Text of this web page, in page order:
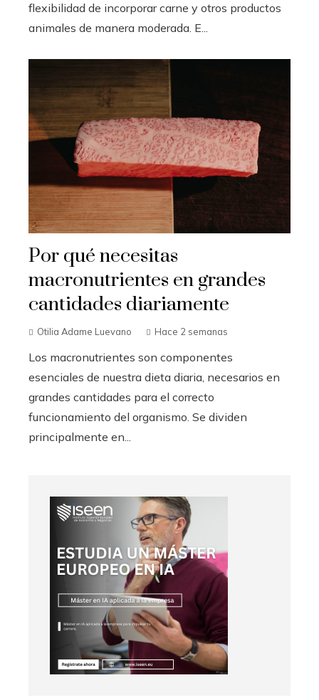
flexibilidad de incorporar carne y otros productos
animales de manera moderada. E...
Por qué necesitas
macronutrientes en grandes
cantidades diariamente
Otilia Adame Luevano Hace 2 semanas
Los macronutrientes son componentes
esenciales de nuestra dieta diaria, necesarios en
grandes cantidades para el correcto
funcionamiento del organismo. Se dividen
principalmente en...